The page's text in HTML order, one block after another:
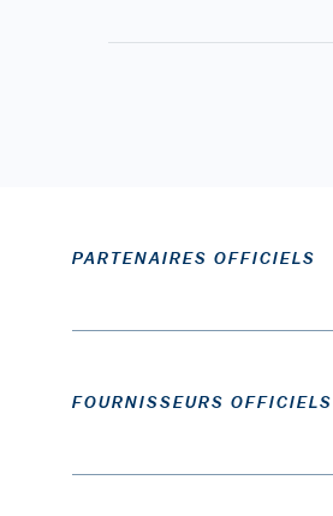
PARTENAIRES OFFICIELS
FOURNISSEURS OFFICIELS